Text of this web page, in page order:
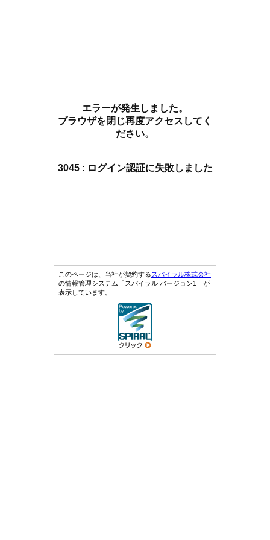
エラーが発生しました。
ブラウザを閉じ再度アクセスしてく
ださい。
3045 : ログイン認証に失敗しました
このページは、当社が契約するスパイラル株式会社
の情報管理システム「スパイラル バージョン1」が
表示しています。